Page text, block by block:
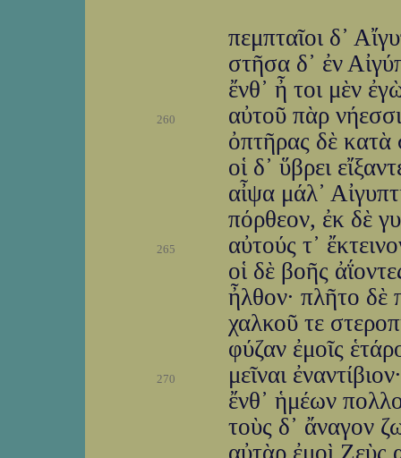
πεμπταῖοι δ᾽
στῆσα δ᾽ ἐν
ἔνθ᾽ ἦ τοι μὲν
260
αὐτοῦ πὰρ
ὀπτῆρας δὲ κατὰ
οἱ δ᾽ ὕβρει
αἶψα μάλ᾽
πόρθεον, ἐκ δὲ
265
αὐτούς τ᾽
οἱ δὲ βοῆς
ἦλθον· πλῆτο δὲ
χαλκοῦ τε
φύζαν ἐμοῖς
270
μεῖναι
ἔνθ᾽ ἡμέων
τοὺς δ᾽ ἄναγον
αὐτὰρ ἐμοὶ Ζεὺς